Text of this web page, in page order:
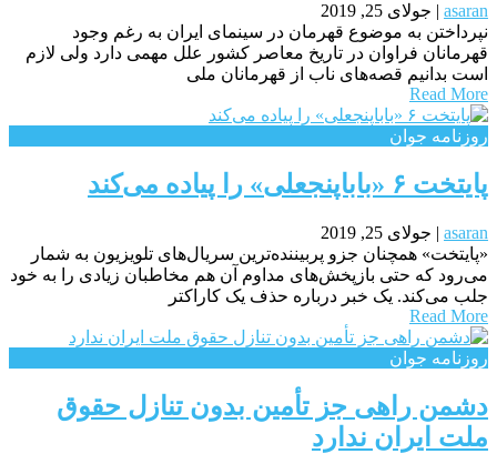
asaran
| جولای 25, 2019
نپرداختن به موضوع قهرمان در سینمای ایران به رغم وجود
قهرمانان فراوان در تاریخ معاصر کشور علل مهمی دارد ولی لازم
است بدانیم قصه‌های ناب از قهرمانان ملی
Read More
روزنامه جوان
پایتخت ۶ «باباپنجعلی» را پیاده می‌کند
asaran
| جولای 25, 2019
«پایتخت» همچنان جزو پربیننده‌ترین سریال‌های تلویزیون به شمار
می‌رود که حتی بازپخش‌های مداوم آن هم مخاطبان زیادی را به خود
جلب می‌کند. یک خبر درباره حذف یک کاراکتر
Read More
روزنامه جوان
دشمن راهی جز تأمین بدون تنازل حقوق
ملت ایران ندارد